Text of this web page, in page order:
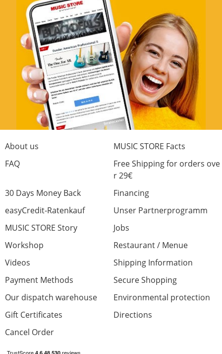
About us
MUSIC STORE Facts
FAQ
Free Shipping for orders ove
r 29€
30 Days Money Back
Financing
easyCredit-Ratenkauf
Unser Partnerprogramm
MUSIC STORE Story
Jobs
Workshop
Restaurant / Menue
Videos
Shipping Information
Payment Methods
Secure Shopping
Our dispatch warehouse
Environmental protection
Gift Certificates
Directions
Cancel Order